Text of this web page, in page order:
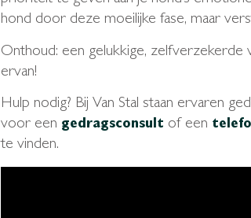
hond door deze moeilijke fase, maar
Onthoud: een gelukkige, zelfverzekerde
ervan!
Hulp nodig? Bij Van Stal staan ervaren
voor een gedragsconsult of een
te vinden.